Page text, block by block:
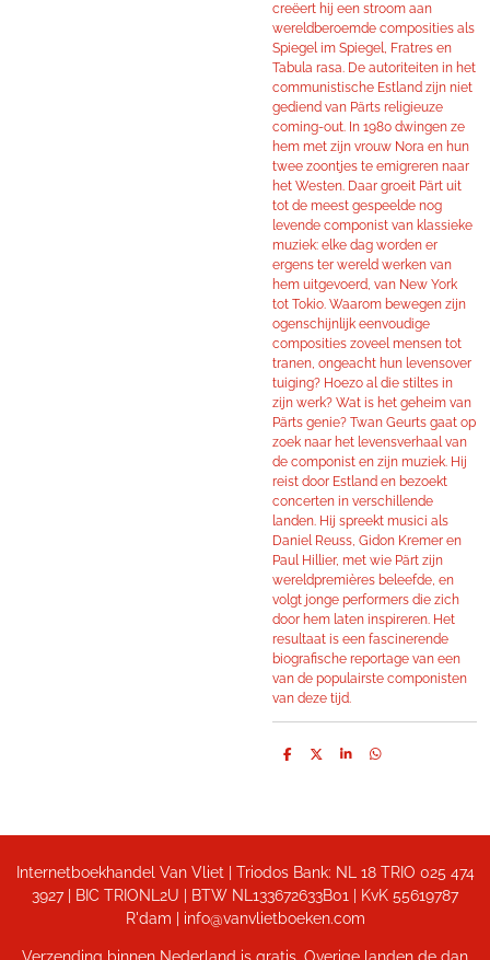
creëert hij een stroom aan
wereldberoemde composities als
Spiegel im Spiegel, Fratres en
Tabula rasa. De autoriteiten in het
communistische Estland zijn niet
gediend van Pärts religieuze
coming-out. In 1980 dwingen ze
hem met zijn vrouw Nora en hun
twee zoontjes te emigreren naar
het Westen. Daar groeit Pärt uit
tot de meest gespeelde nog
levende componist van klassieke
muziek: elke dag worden er
ergens ter wereld werken van
hem uitgevoerd, van New York
tot Tokio. Waarom bewegen zijn
ogenschijnlijk eenvoudige
composities zoveel mensen tot
tranen, ongeacht hun levensover
tuiging? Hoezo al die stiltes in
zijn werk? Wat is het geheim van
Pärts genie? Twan Geurts gaat op
zoek naar het levensverhaal van
de componist en zijn muziek. Hij
reist door Estland en bezoekt
concerten in verschillende
landen. Hij spreekt musici als
Daniel Reuss, Gidon Kremer en
Paul Hillier, met wie Pärt zijn
wereldpremières beleefde, en
volgt jonge performers die zich
door hem laten inspireren. Het
resultaat is een fascinerende
biografische reportage van een
van de populairste componisten
van deze tijd.
D
D
S
D
Internetboekhandel Van Vliet | Triodos Bank: NL 18 TRIO 025 474
3927 | BIC TRIONL2U | BTW NL133672633B01 | KvK 55619787
R'dam | info@vanvlietboeken.com
Verzending binnen Nederland is gratis. Overige landen de dan